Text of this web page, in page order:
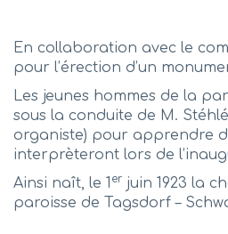
En collaboration avec le
pour l’érection d’un
Les jeunes hommes de la
sous la conduite de M.
organiste) pour apprendre
interprèteront lors de
Ainsi naît, le 1 er juin 1923 la
paroisse de Tagsdorf –